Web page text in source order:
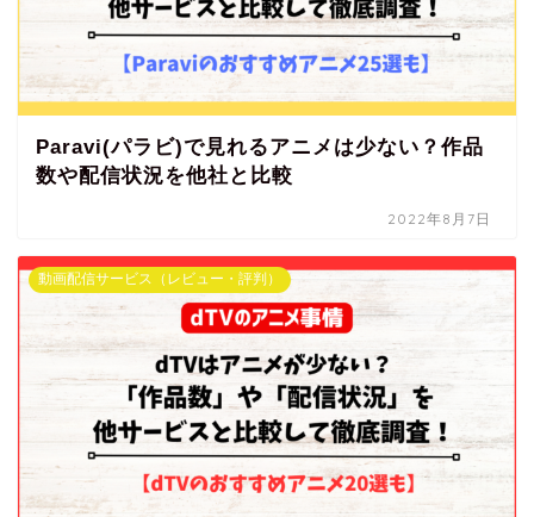
Paravi(パラビ)で見れるアニメは少ない？作品
数や配信状況を他社と比較
2022年8月7日
動画配信サービス（レビュー・評判）